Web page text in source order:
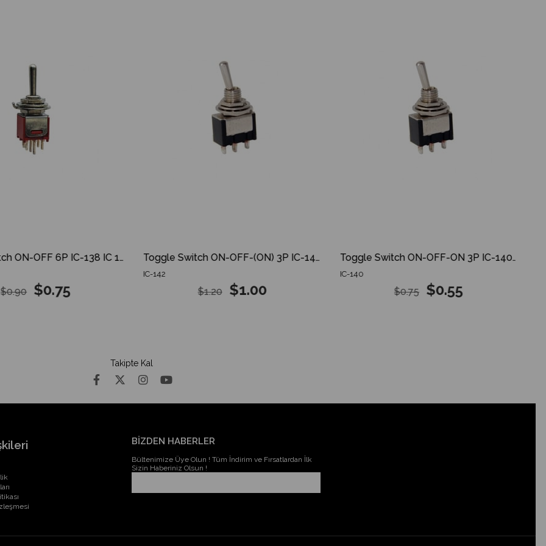
Toggle Switch ON-OFF 6P IC-138 IC 138 IC138
$0.75
$0.90
Toggle Switch ON-OFF-(ON) 3P IC-142 Yaylı IC 142 IC142
IC-142
$1.00
$1.20
Toggle Switch ON-OFF-ON 3P IC-140 IC 140 IC140
IC-140
$0.55
$0.75
Takipte Kal
BİZDEN HABERLER
Bültenimize Üye Olun ! Tüm İndirim ve Fırsatlardan İlk
Sizin Haberiniz Olsun !